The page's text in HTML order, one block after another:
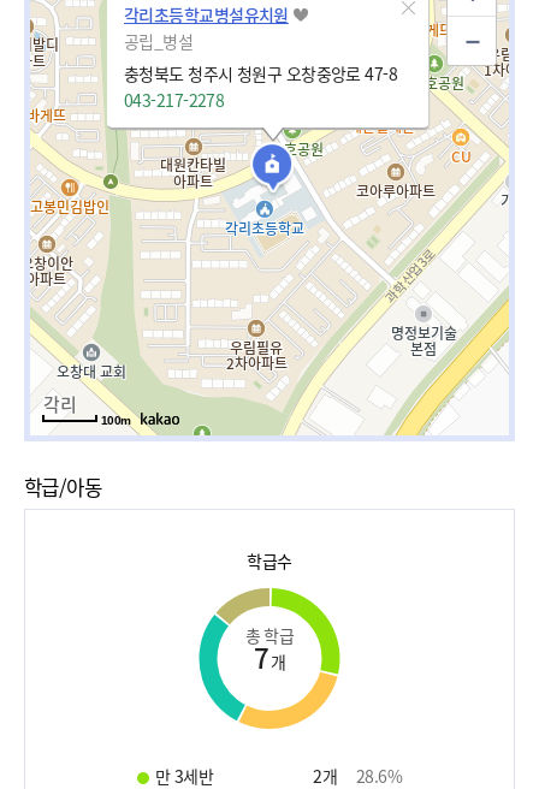
각리초등학교병설유치원
공립_병설
충청북도 청주시 청원구 오창중앙로 47-8
043-217-2278
100m
학급/아동
학급수
총 학급
7개
만 3세반 2개 28.6%